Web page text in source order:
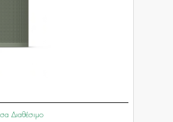
Διαθέσιμο